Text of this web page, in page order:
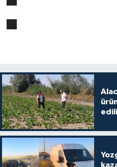
kazada